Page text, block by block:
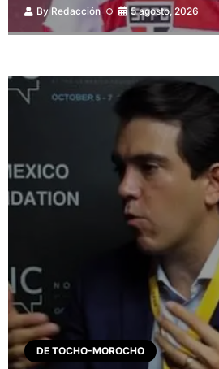
ByRedacción 5 agosto, 2026
DE TOCHO-MOROCHO